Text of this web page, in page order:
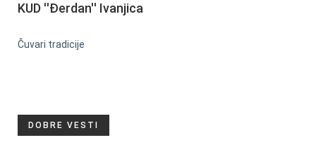
KUD ''Đerdan'' Ivanjica
Čuvari tradicije
DOBRE VESTI